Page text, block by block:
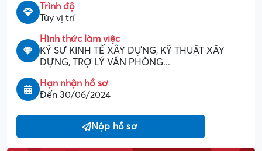
Trình độ
Tùy vị trí
Hình thức làm việc
KỸ SƯ KINH TẾ XÂY DỰNG, KỸ THUẬT XÂY
DỰNG, TRỢ LÝ VĂN PHÒNG...
Hạn nhận hồ sơ
Đến 30/06/2024
Nộp hồ sơ